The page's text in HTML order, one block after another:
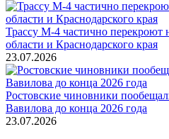
Трассу М-4 частично перекроют
области и Краснодарского края
23.07.2026
Ростовские чиновники
Вавилова до конца 2026 года
23.07.2026